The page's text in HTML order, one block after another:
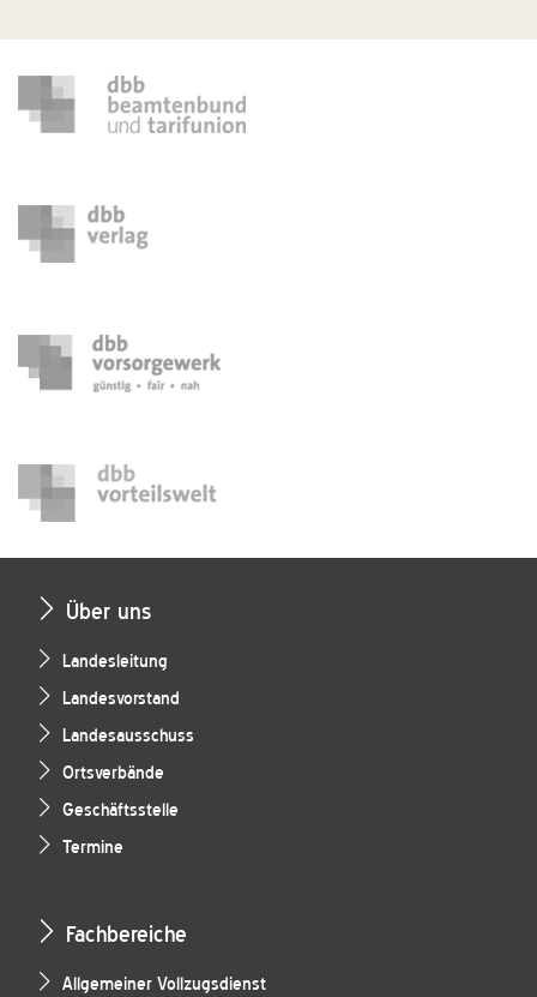
Über uns
Landesleitung
Landesvorstand
Landesausschuss
Ortsverbände
Geschäftsstelle
Termine
Fachbereiche
Allgemeiner Vollzugsdienst